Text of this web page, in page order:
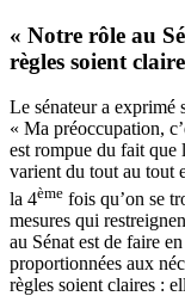
« Notre rôle au
règles soient
Le sénateur a exprimé
« Ma préoccupation,
est rompue du fait que
varient du tout au tout
la 4ème fois qu’on se
mesures qui
au Sénat est de faire
proportionnées aux
règles soient claires :